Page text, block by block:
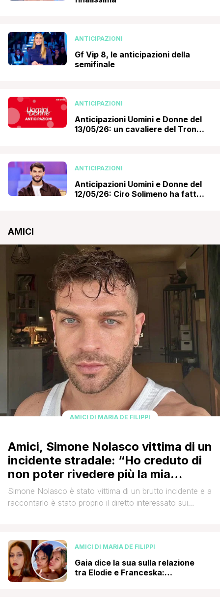
ANTICIPAZIONI
Gf Vip 8, le anticipazioni della
semifinale
ANTICIPAZIONI
Anticipazioni Uomini e Donne del
13/05/26: un cavaliere del Trono
ANTICIPAZIONI
Anticipazioni Uomini e Donne del
12/05/26: Ciro Solimeno ha fatto
AMICI
AMICI DI MARIA DE FILIPPI
Amici, Simone Nolasco vittima di un
incidente stradale: “Ho creduto di
non poter rivedere più la mia
famiglia”
Simone Nolasco è stato vittima di un brutto incidente e a
raccontarlo è stato proprio il diretto interessato sui
è ironica: linguaccia in una smorfia e un sorriso. Peccato
però che la stessa foto è stata scattata da [']
AMICI DI MARIA DE FILIPPI
Gaia dice la sua sulla relazione
tra Elodie e Franceska: